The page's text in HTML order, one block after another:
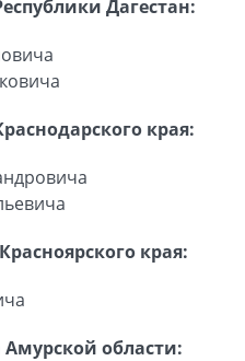
Дагестан:
края:
края:
области: